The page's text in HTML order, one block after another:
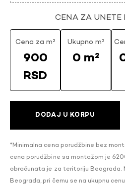
CENA ZA UNETE
Cena za m²
900
RSD
Ukupno m²
0 m²
DODAJ U KORPU
*Minimalna cena porudžbine bez
cena porudžbine sa montažom je
obračunata je za teritoriju Beograda.
Beograda, pri čemu se na ukupnu